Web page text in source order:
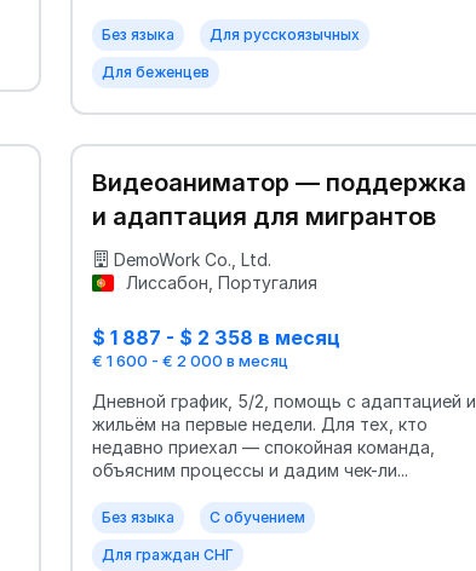
Без языка Для русскоязычных
Для беженцев
Видеоаниматор — поддержка
и адаптация для мигрантов
DemoWork Co., Ltd.
Лиссабон, Португалия
$ 1 887 - $ 2 358 в месяц
€ 1 600 - € 2 000 в месяц
Дневной график, 5/2, помощь с адаптацией и
жильём на первые недели. Для тех, кто
недавно приехал — спокойная команда,
объясним процессы и дадим чек-ли...
Без языка С обучением
Для граждан СНГ